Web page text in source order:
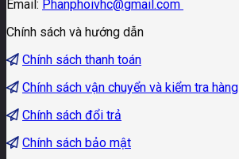
Email: Phanphoivhc@gmail.com
Chính sách và hướng dẫn
Chính sách thanh toán
Chính sách vận chuyển và kiểm tra hàng
Chính sách đổi trả
Chính sách bảo mật